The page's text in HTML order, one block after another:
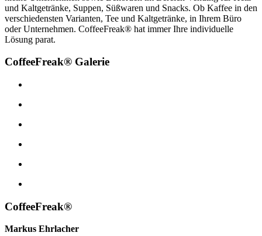
und Kaltgetränke, Suppen, Süßwaren und Snacks. Ob Kaffee in den
verschiedensten Varianten, Tee und Kaltgetränke, in Ihrem Büro
oder Unternehmen. CoffeeFreak® hat immer Ihre individuelle
Lösung parat.
CoffeeFreak® Galerie
CoffeeFreak®
Markus Ehrlacher